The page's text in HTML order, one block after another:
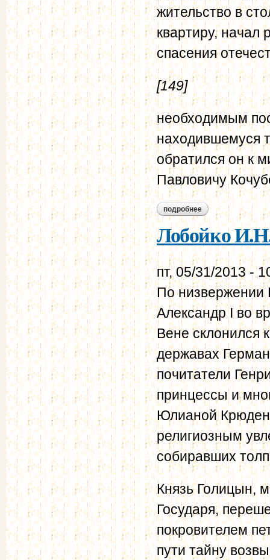
жительство в
квартиру, начал
спасения
[149]
необходимым
находившемуся
обратился он к
Павловичу
подробнее о лобойко и.н.
Лобойко
пт, 05/31/2013 -
По низвержении
Александр I во
Вене склонился
державах
почитатели
принцессы и
Юлианой
религиозным
собиравших
Князь Голицын,
Государя,
покровителем
пути тайну